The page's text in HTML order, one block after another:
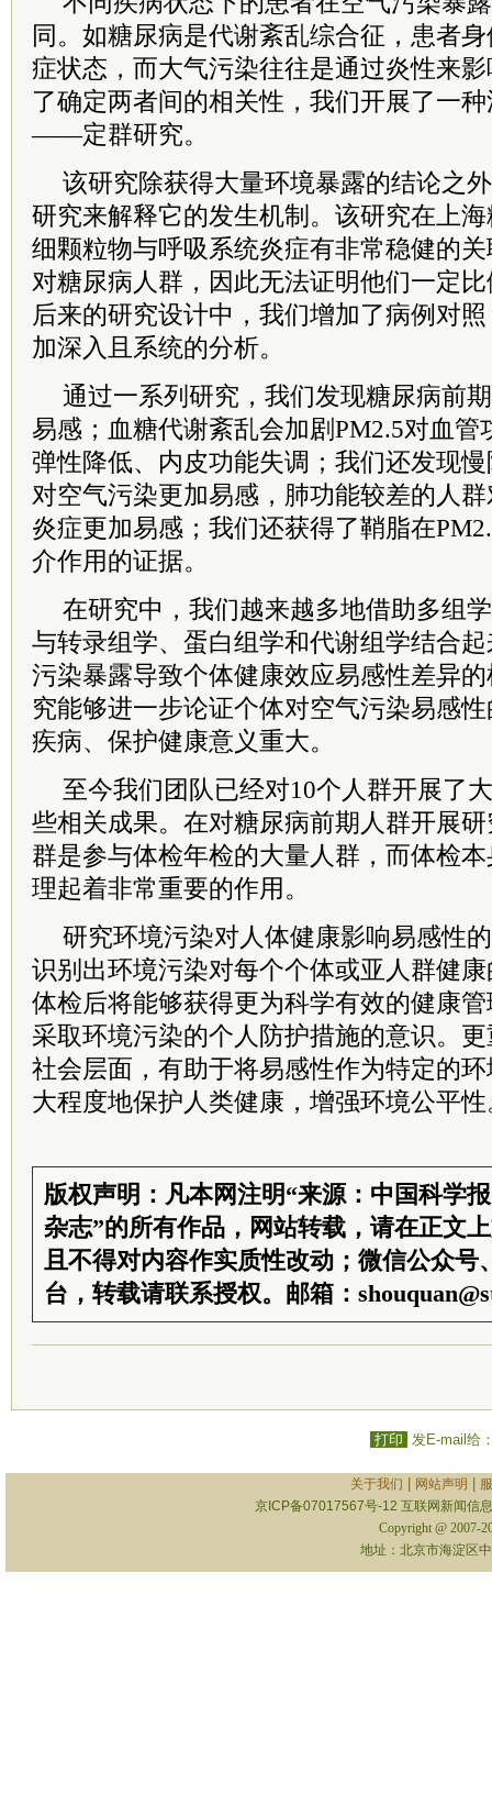
同。如糖尿病是代谢紊乱综合征，患者
症状态，而大气污染往往是通过炎性来
了确定两者间的相关性，我们开展了一
——定群研究。
该研究除获得大量环境暴露的结论之
研究来解释它的发生机制。该研究在上
细颗粒物与呼吸系统炎症有非常稳健的
对糖尿病人群，因此无法证明他们一定
后来的研究设计中，我们增加了病例对
加深入且系统的分析。
通过一系列研究，我们发现糖尿病前
易感；血糖代谢紊乱会加剧PM2.5对血
弹性降低、内皮功能失调；我们还发现
对空气污染更加易感，肺功能较差的人
炎症更加易感；我们还获得了鞘脂在
介作用的证据。
在研究中，我们越来越多地借助多组
与转录组学、蛋白组学和代谢组学结合
污染暴露导致个体健康效应易感性差异
究能够进一步论证个体对空气污染易感
疾病、保护健康意义重大。
至今我们团队已经对10个人群开展了
些相关成果。在对糖尿病前期人群开展
群是参与体检年检的大量人群，而体检
理起着非常重要的作用。
研究环境污染对人体健康影响易感性
识别出环境污染对每个个体或亚人群健
体检后将能够获得更为科学有效的健康
采取环境污染的个人防护措施的意识。
社会层面，有助于将易感性作为特定的
大程度地保护人类健康，增强环境公平性
版权声明：凡本网注明“来源：中国科学
杂志”的所有作品，网站转载，请在正文
且不得对内容作实质性改动；微信公众号
台，转载请联系授权。邮箱：
打印 发E-mail给
关于我们 网站声明
京ICP备07017567号-12 互联网新闻信
Copyright @ 2007-
地址：北京市海淀区